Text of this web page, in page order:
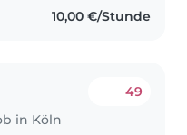
10,00 €/Stunde
in Köln
49